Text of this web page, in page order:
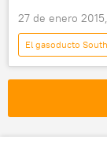
27 de enero
El gasoducto
política